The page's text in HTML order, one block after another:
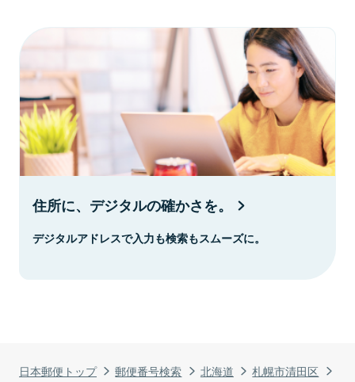
日本郵便トップ 郵便番号検索 北海道
札幌市清田区
住所に、デジタルの確かさを。
デジタルアドレスで入力も検索もスムーズに。